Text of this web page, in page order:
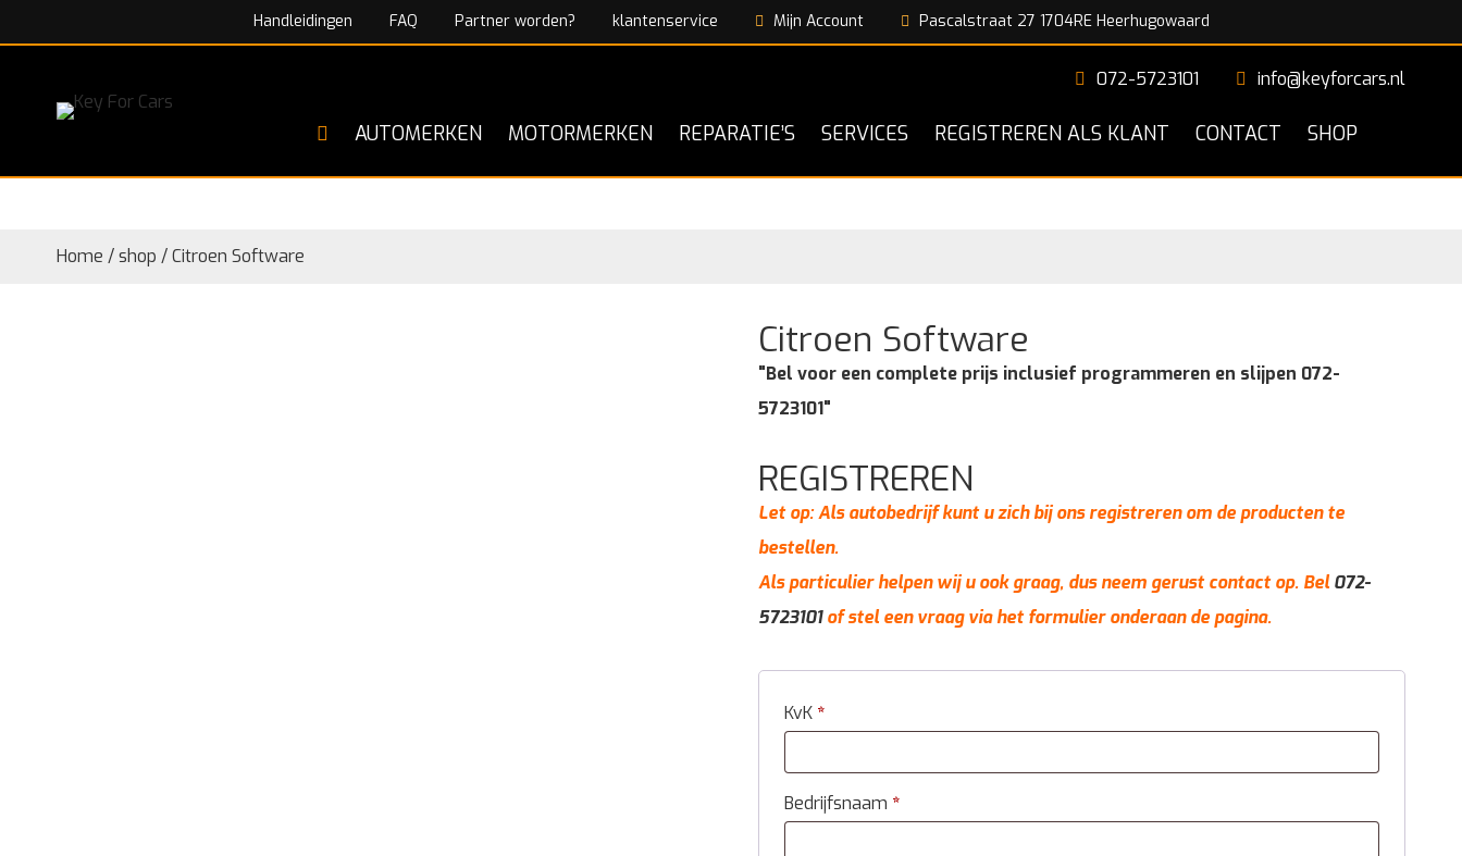
Handleidingen FAQ Partner worden? klantenservice Mijn Account Pascalstraat 27 1704RE Heerhugowaard
072-5723101 info@keyforcars.nl
AUTOMERKEN MOTORMERKEN REPARATIE’S SERVICES REGISTREREN ALS KLANT CONTACT SHOP
Home /shop /Citroen Software
Citroen Software
"Bel voor een complete prijs inclusief programmeren en slijpen 072-
5723101"
REGISTREREN
Let op: Als autobedrijf kunt u zich bij ons registreren om de producten te
bestellen.
Als particulier helpen wij u ook graag, dus neem gerust contact op. Bel072-
5723101of stel een vraag via het formulier onderaan de pagina.
KvK *
Bedrijfsnaam *